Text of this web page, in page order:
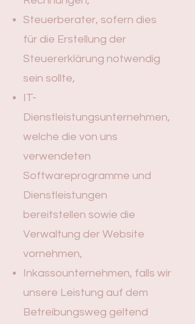
Steuerberater, sofern dies
für die Erstellung der
Steuererklärung notwendig
sein sollte,
IT-
Dienstleistungsunternehmen,
welche die von uns
verwendeten
Softwareprogramme und
Dienstleistungen
bereitstellen sowie die
Verwaltung der Website
vornehmen,
Inkassounternehmen, falls wir
unsere Leistung auf dem
Betreibungsweg geltend